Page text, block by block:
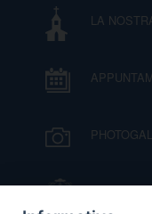
LA
IL
PIAZZA